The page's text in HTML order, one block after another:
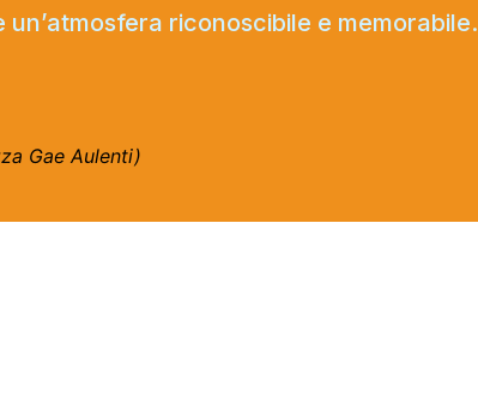
riconoscibile e memorabile.
Gae Aulenti)